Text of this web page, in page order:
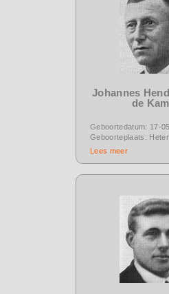
Johannes
de
Geboortedatum: 17-
Geboorteplaats:
Lees meer